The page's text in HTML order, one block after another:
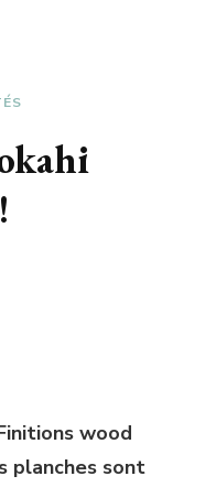
wood
planches sont